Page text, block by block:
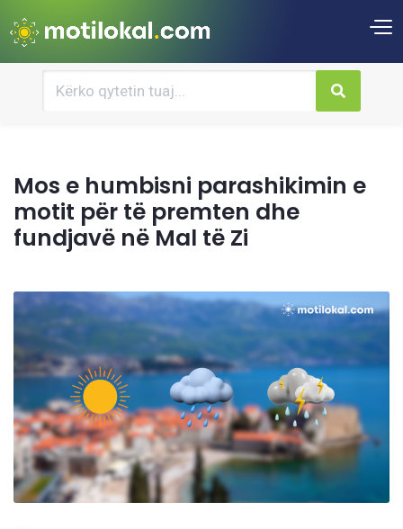
Mos e humbisni parashikimin e
motit për të premten dhe
fundjavë në Mal të Zi